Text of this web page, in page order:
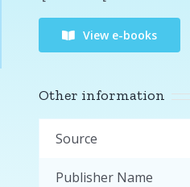
View e-books
Other information
Source
Publisher Name